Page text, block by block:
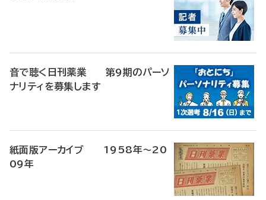
音で聴く日刊薬業 第9期のパーソ
ナリティを募集します
紙面版アーカイブ 1958年～20
09年